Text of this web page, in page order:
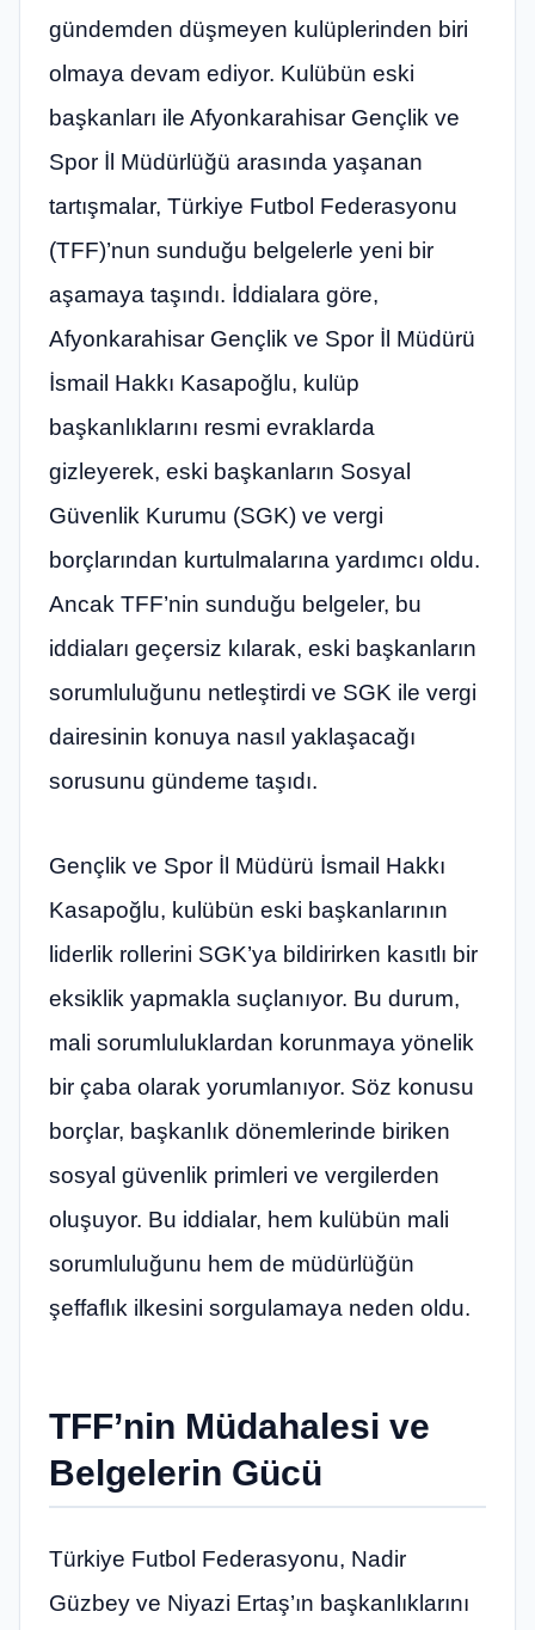
gündemden düşmeyen kulüplerinden biri
olmaya devam ediyor. Kulübün eski
başkanları ile Afyonkarahisar Gençlik ve
Spor İl Müdürlüğü arasında yaşanan
tartışmalar, Türkiye Futbol Federasyonu
(TFF)’nun sunduğu belgelerle yeni bir
aşamaya taşındı. İddialara göre,
Afyonkarahisar Gençlik ve Spor İl Müdürü
İsmail Hakkı Kasapoğlu, kulüp
başkanlıklarını resmi evraklarda
gizleyerek, eski başkanların Sosyal
Güvenlik Kurumu (SGK) ve vergi
borçlarından kurtulmalarına yardımcı oldu.
Ancak TFF’nin sunduğu belgeler, bu
iddiaları geçersiz kılarak, eski başkanların
sorumluluğunu netleştirdi ve SGK ile vergi
dairesinin konuya nasıl yaklaşacağı
sorusunu gündeme taşıdı.
Gençlik ve Spor İl Müdürü İsmail Hakkı
Kasapoğlu, kulübün eski başkanlarının
liderlik rollerini SGK’ya bildirirken kasıtlı bir
eksiklik yapmakla suçlanıyor. Bu durum,
mali sorumluluklardan korunmaya yönelik
bir çaba olarak yorumlanıyor. Söz konusu
borçlar, başkanlık dönemlerinde biriken
sosyal güvenlik primleri ve vergilerden
oluşuyor. Bu iddialar, hem kulübün mali
sorumluluğunu hem de müdürlüğün
şeffaflık ilkesini sorgulamaya neden oldu.
TFF’nin Müdahalesi ve
Belgelerin Gücü
Türkiye Futbol Federasyonu, Nadir
Güzbey ve Niyazi Ertaş’ın başkanlıklarını